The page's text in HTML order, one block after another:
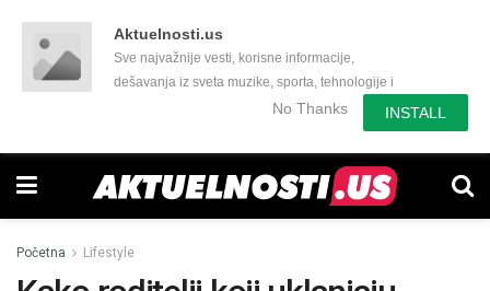
Aktuelnosti.us
Sve najvažnije vesti, korisne informacije,
dešavanja iz sveta muzike, sporta, tehnologije i
još mnogo toga zanimljivog.No Thanks INSTALL
Početna Lifestyle